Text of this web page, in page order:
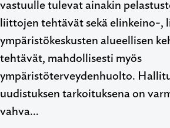
vastuulle tulevat ainakin
liittojen tehtävät sekä elinkeino-,
ympäristökeskusten alueellisen
tehtävät, mahdollisesti myös
ympäristöterveydenhuolto.
uudistuksen tarkoituksena on
vahva…